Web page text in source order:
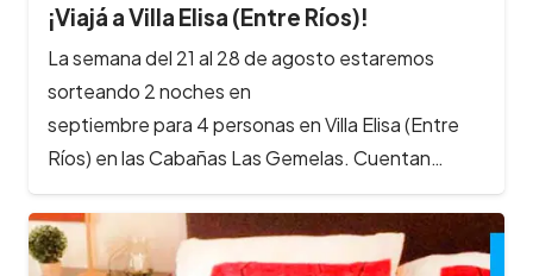
¡Viajá a Villa Elisa (Entre Ríos)!
La semana del 21 al 28 de agosto estaremos
sorteando 2 noches en
septiembre para 4 personas en Villa Elisa (Entre
Ríos) en las Cabañas Las Gemelas. Cuentan…